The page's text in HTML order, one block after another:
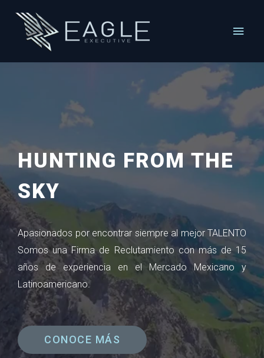
HUNTING FROM THE
SKY
Apasionados por encontrar siempre al mejor TALENTO
Somos unaFirma de Reclutamiento con más de 15
años de experiencia en el Mercado Mexicano y
Latinoamericano.
CONOCE MÁS